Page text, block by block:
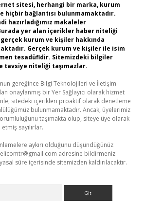
sitesi, herhangi bir marka, kurum
hiçbir bağlantısı bulunmamaktadır.
hazırladığımız makaleler
yer alan içerikler haber niteliği
kurum ve kişiler hakkında
Gerçek kurum ve kişiler ile isim
tesadüfidir. Sitemizdeki bilgiler
tavsiye niteliği taşımazlar.
gereğince Bilgi Teknolojileri ve İletişim
onaylanmış bir Yer Sağlayıcı olarak hizmet
sitedeki içerikleri proaktif olarak denetleme
bulunmamaktadır. Ancak, üyelerimiz
taşımakta olup, siteye üye olarak
sayılırlar.
aykırı olduğunu düşündüğünüz
adresine bildirmeniz
süre içerisinde sitemizden kaldırılacaktır.